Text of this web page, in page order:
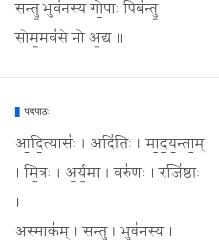
सन्तु॒ भुव॑नस्य गो॒पाः पिब॑न्तु॒
सोम॒मव॑से नो अ॒द्य ॥
पदपाठः
आ॒दि॒त्यासः॑ । अदि॑तिः । मा॒द॒य॒न्ता॒म्
। मि॒त्रः । अ॒र्य॒मा । वरु॑णः । रजि॑ष्ठाः
।
अ॒स्माक॑म् । स॒न्तु॒ । भुव॑नस्य ।